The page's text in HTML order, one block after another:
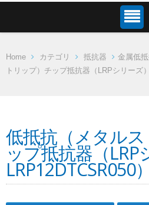
Home カテゴリ 抵抗器 金属低
トリップ）チップ抵抗器（LRPシリーズ）
低抵抗（メタル
ップ抵抗器（LRP
LRP12DTCSR050）